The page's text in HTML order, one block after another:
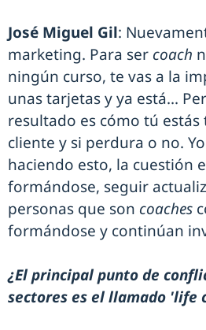
José Miguel Gil:
marketing. Para ser coach
ningún curso, te vas a la
unas tarjetas y ya está...
resultado es cómo tú
cliente y si perdura o no.
haciendo esto, la cuestión
formándose, seguir
personas que son coaches
formándose y continúan
¿El principal punto de
sectores es el llamado 'life